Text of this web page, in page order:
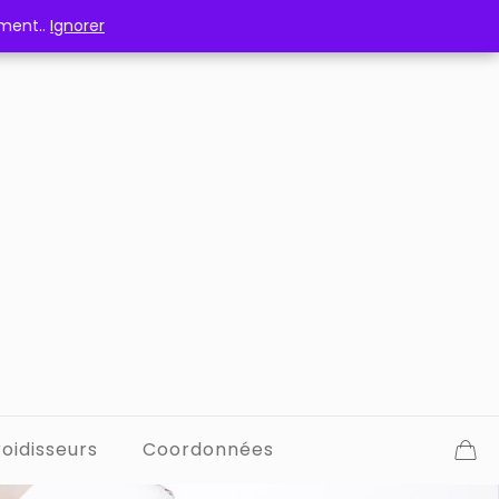
Coordonnées
Ignorer
Ignorer